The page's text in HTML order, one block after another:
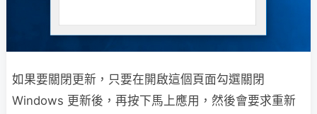
如果要關閉更新，只要在開啟這個頁面勾選關閉
Windows 更新後，再按下馬上應用，然後會要求重新